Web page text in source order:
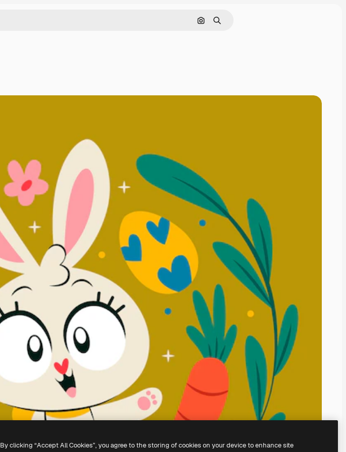
Pesquisar por imagem
Buscar
By clicking “Accept All Cookies”, you agree to the storing of cookies on your device to enhance site